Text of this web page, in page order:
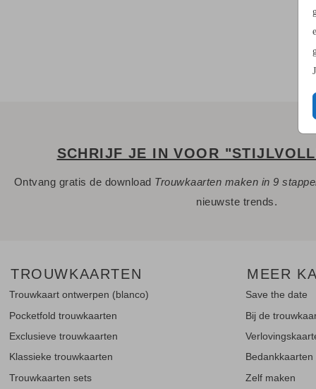
SCHRIJF JE IN VOOR
Ontvang gratis de download Trouwkaarten maken in 9
nieuwste trends.
TROUWKAARTEN
Trouwkaart ontwerpen (blanco)
Pocketfold trouwkaarten
Exclusieve trouwkaarten
Klassieke trouwkaarten
Trouwkaarten sets
MEER
Save the date
Bij de
Bedankkaarten
Zelf maken